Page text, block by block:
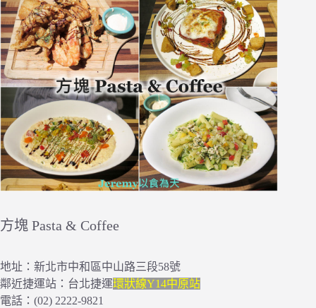
方塊 Pasta & Coffee
地址：新北市中和區中山路三段58號
鄰近捷運站：台北捷運環狀線Y14中原站
電話：(02) 2222-9821